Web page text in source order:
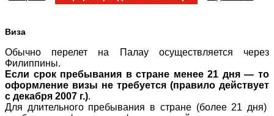
Виза
Обычно перелет на Палау осуществляется через
Филиппины.
Если срок пребывания в стране менее 21 дня — то
оформление визы не требуется (правило действует
с декабря 2007 г.).
Для длительного пребывания в стране (более 21 дня)